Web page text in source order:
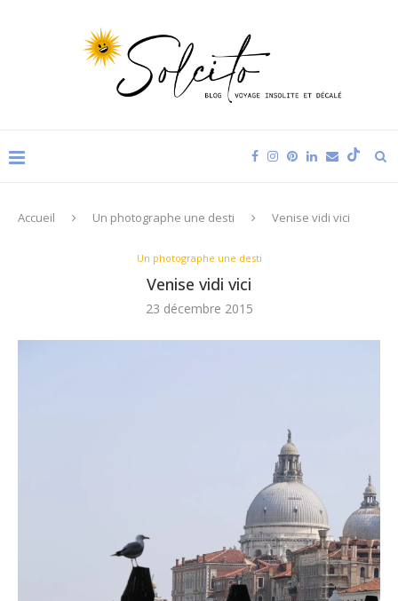
Accueil Un photographe une desti Venise vidi vici
Un photographe une desti
Venise vidi vici
23 décembre 2015